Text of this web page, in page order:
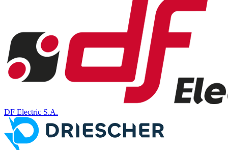
DF Electric S.A.